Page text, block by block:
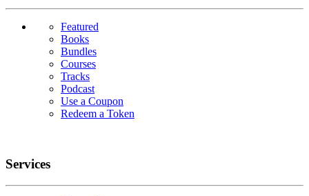
Featured
Books
Bundles
Courses
Tracks
Podcast
Use a Coupon
Redeem a Token
Services